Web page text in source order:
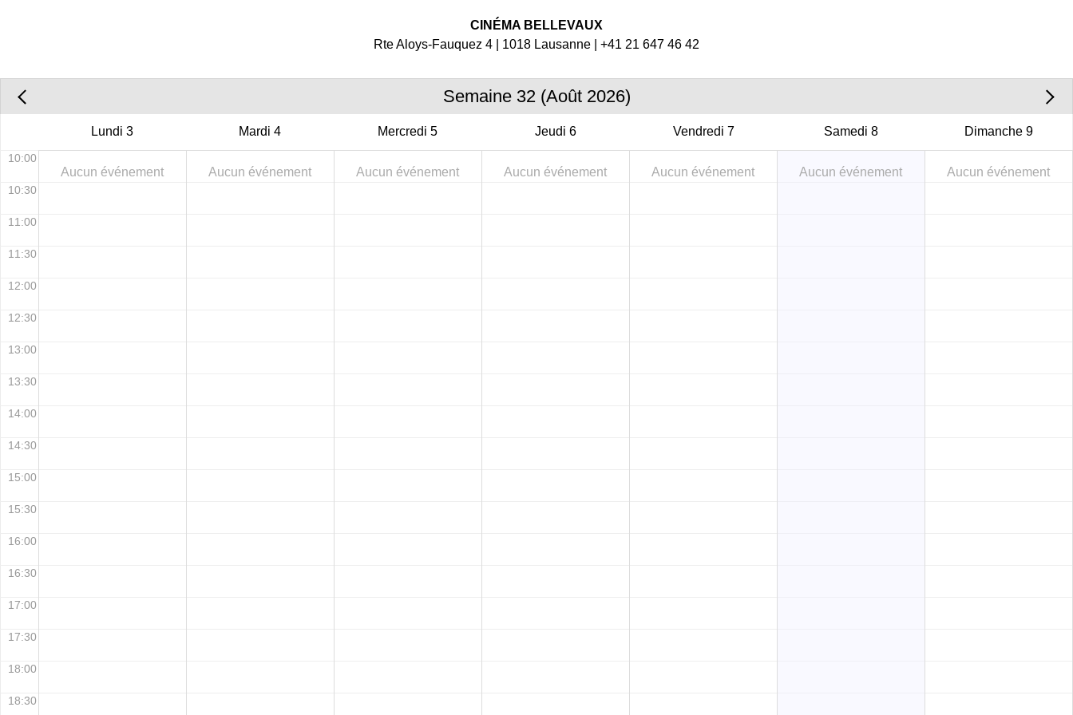
CINÉMA BELLEVAUX
Rte Aloys-Fauquez 4 | 1018 Lausanne | +41 21 647 46 42
Semaine 32 (Août 2026)
Lundi 3 Mardi 4 Mercredi 5 Jeudi 6 Vendredi 7 Samedi 8 Dimanche 9
10:00
10:30
11:00
11:30
12:00
12:30
13:00
13:30
14:00
14:30
15:00
15:30
16:00
16:30
17:00
17:30
18:00
18:30
Aucun événement Aucun événement Aucun événement Aucun événement Aucun événement Aucun événement Aucun événement